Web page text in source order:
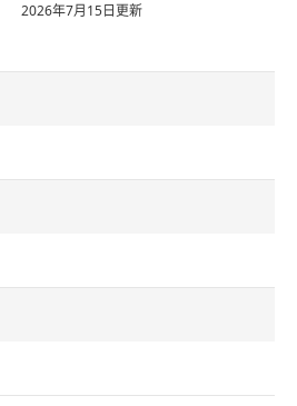
2026年7月15日更新